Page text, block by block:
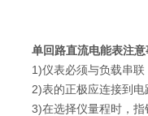
单回路直流电能表注
1)仪表必须与负载串
2)表的正极应连接到
3)在选择仪量程时，